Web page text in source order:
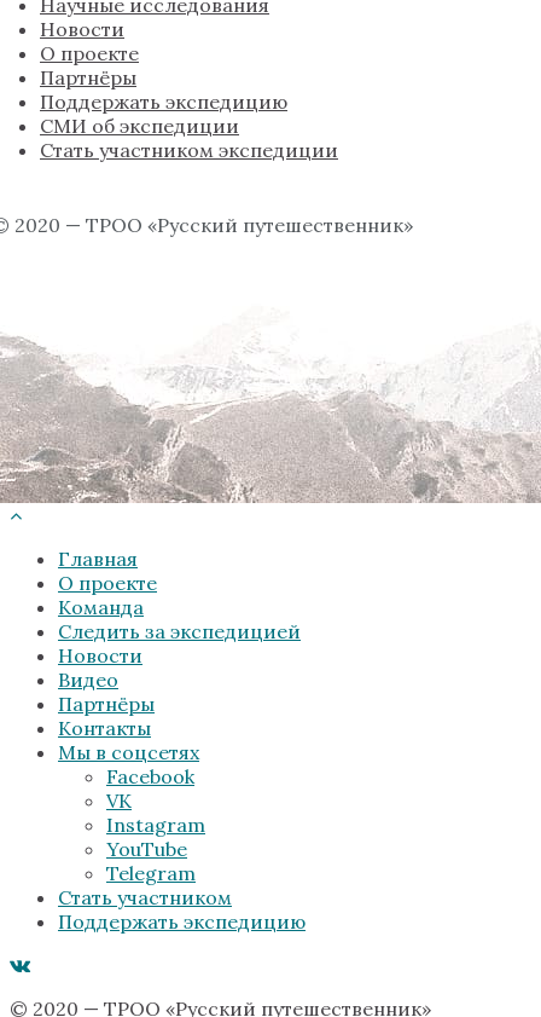
Новости
О проекте
Партнёры
Поддержать экспедицию
СМИ об экспедиции
Стать участником экспедиции
2020 — ТРОО «Русский путешественник»
Главная
О проекте
Команда
Следить за экспедицией
Новости
Видео
Партнёры
Контакты
Мы в соцсетях
Facebook
VK
Instagram
YouTube
Telegram
Стать участником
Поддержать экспедицию
© 2020 — ТРОО «Русский путешественник»